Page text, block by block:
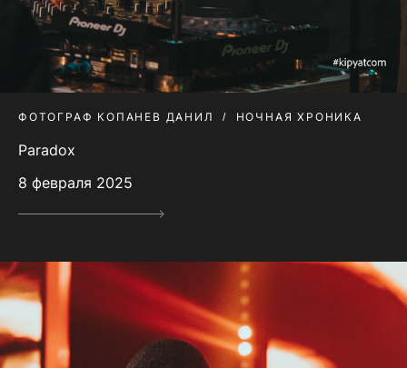
ФОТОГРАФ КОПАНЕВ ДАНИЛ НОЧНАЯ ХРОНИКА
Paradox
8 февраля 2025